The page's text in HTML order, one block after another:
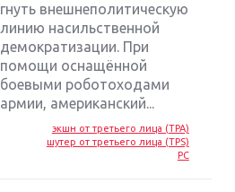
гнуть внешнеполитическую
линию насильственной
демократизации. При
помощи оснащённой
боевыми роботоходами
армии, американский...
экшн от третьего лица (TPA)
шутер от третьего лица (TPS)
PC